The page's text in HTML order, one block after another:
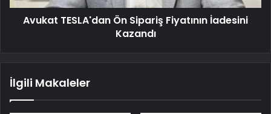
Avukat TESLA'dan Ön Sipariş Fiyatının İadesini
Kazandı
İlgili Makaleler